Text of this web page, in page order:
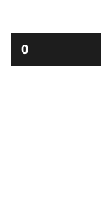
0